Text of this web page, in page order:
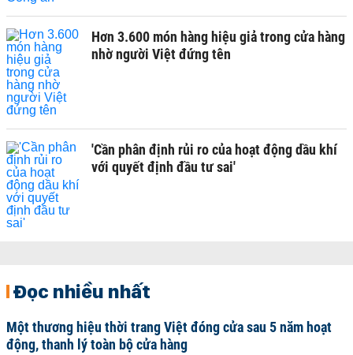
Hơn 3.600 món hàng hiệu giả trong cửa hàng
nhờ người Việt đứng tên
'Cần phân định rủi ro của hoạt động dầu khí
với quyết định đầu tư sai'
Đọc nhiều nhất
Một thương hiệu thời trang Việt đóng cửa sau 5 năm hoạt
động, thanh lý toàn bộ cửa hàng